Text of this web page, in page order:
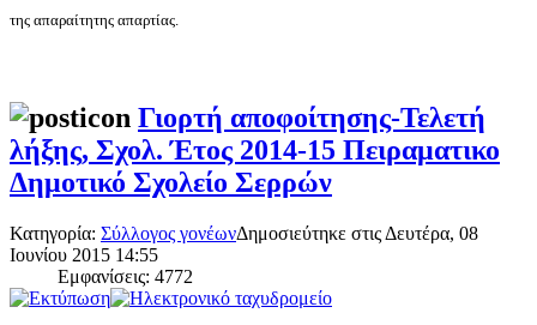
της απαραίτητης απαρτίας.
Γιορτή αποφοίτησης-Τελετή
λήξης, Σχολ. Έτος 2014-15 Πειραματικο
Δημοτικό Σχολείο Σερρών
Κατηγορία: Σύλλογος γονέωνΔημοσιεύτηκε στις Δευτέρα, 08
Ιουνίου 2015 14:55
Εμφανίσεις: 4772